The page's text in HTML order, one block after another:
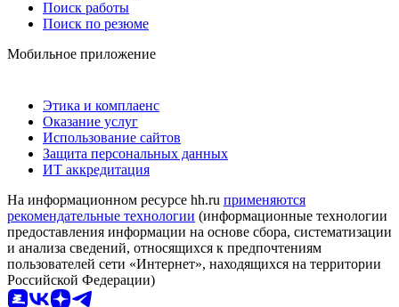
Поиск работы
Поиск по резюме
Мобильное приложение
Этика и комплаенс
Оказание услуг
Использование сайтов
Защита персональных данных
ИТ аккредитация
На информационном ресурсе hh.ru применяются
рекомендательные технологии (информационные технологии
предоставления информации на основе сбора, систематизации
и анализа сведений, относящихся к предпочтениям
пользователей сети «Интернет», находящихся на территории
Российской Федерации)